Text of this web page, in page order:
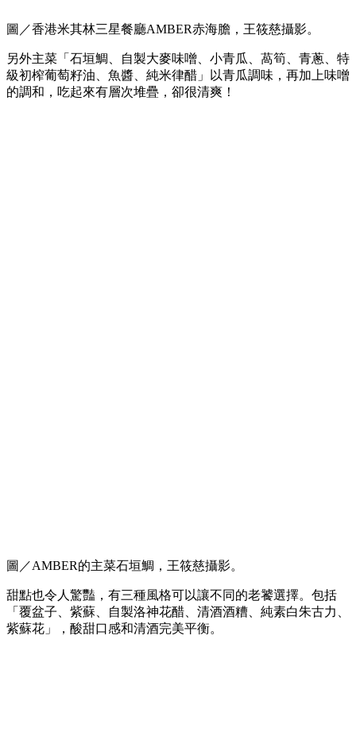
圖／香港米其林三星餐廳AMBER赤海膽，王筱慈攝影。
另外主菜「石垣鯛、自製大麥味噌、小青瓜、萵筍、青蔥、特
級初榨葡萄籽油、魚醬、純米律醋」以青瓜調味，再加上味噌
的調和，吃起來有層次堆疊，卻很清爽！
圖／AMBER的主菜石垣鯛，王筱慈攝影。
甜點也令人驚豔，有三種風格可以讓不同的老饕選擇。包括
「覆盆子、紫蘇、自製洛神花醋、清酒酒糟、純素白朱古力、
紫蘇花」，酸甜口感和清酒完美平衡。